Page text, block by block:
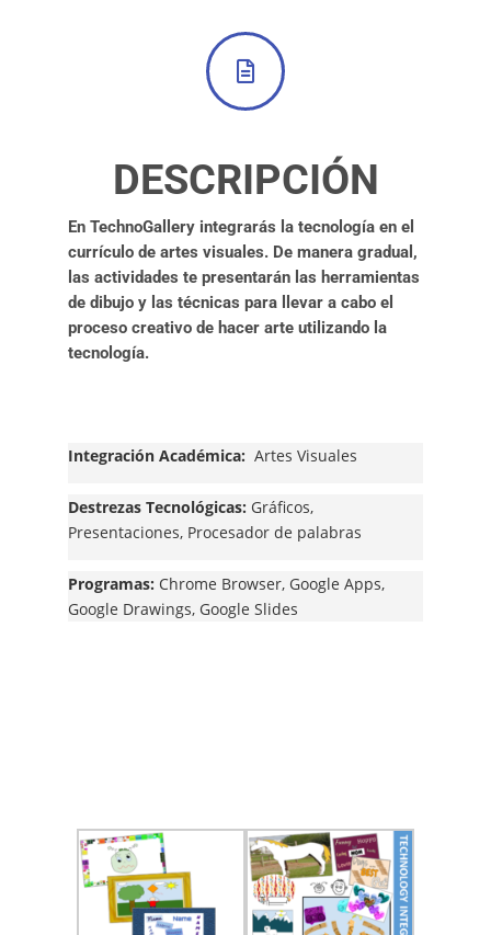
DESCRIPCIÓN
En TechnoGallery integrarás la tecnología en el
currículo de artes visuales. De manera gradual,
las actividades te presentarán las herramientas
de dibujo y las técnicas para llevar a cabo el
proceso creativo de hacer arte utilizando la
tecnología.
Integración Académica: Artes Visuales
Destrezas Tecnológicas: Gráficos,
Presentaciones, Procesador de palabras
Programas: Chrome Browser, Google Apps,
Google Drawings, Google Slides